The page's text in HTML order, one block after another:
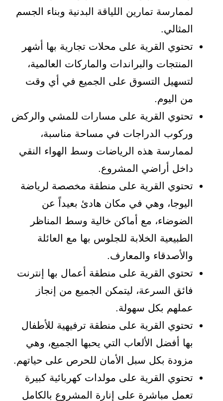
لممارسة تمارين اللياقة البدنية وبناء الجسم
المثالي.
تحتوي القرية على محلات تجارية بها أشهر
المنتجات والبراندات والماركات العالمية،
لتسهيل التسوق على الجميع في أي وقت
من اليوم.
تحتوي القرية على مسارات للمشي والركض
وركوب الدراجات في مساحة مناسبة،
لممارسة هذه الرياضات وسط الهواء النقي
داخل أراضي المشروع.
تحتوي القرية على منطقة مخصصة لرياضة
اليوجا، وهي في مكان هادئ بعيداً عن
الضوضاء، مع أماكن خالية وسط المناظر
الطبيعية الخلابة للجلوس بها مع العائلة
والأصدقاء والمعارف.
تحتوي القرية على منطقة أعمال بها إنترنت
فائق السرعة، ليتمكن الجميع من إنجاز
عملهم بكل سهولة.
تحتوي القرية على منطقة ترفيهية للأطفال
بها أفضل الألعاب التي يحبها الجميع، وهي
مزودة بكل سبل الأمان للحرص على حياتهم.
تحتوي القرية على مولدات كهربائية كبيرة
تعمل مباشرة على إنارة المشروع بالكامل